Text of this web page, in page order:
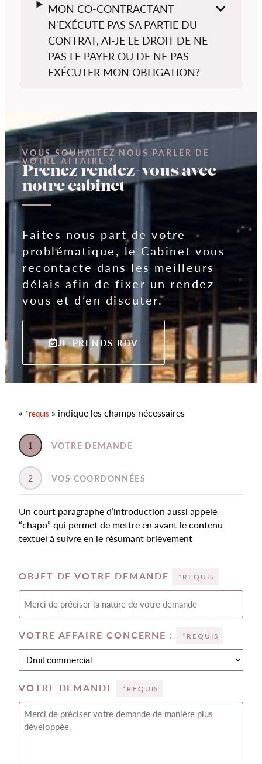
MON CO-CONTRACTANT
N'EXÉCUTE PAS SA PARTIE DU
CONTRAT, AI-JE LE DROIT DE NE
PAS LE PAYER OU DE NE PAS
EXÉCUTER MON OBLIGATION?
VOUS SOUHAITEZ NOUS PARLER DE
VOTRE AFFAIRE ?
Prenez rendez-vous avec
notre cabinet
Faites nous part de votre
problématique, le Cabinet vous
recontacte dans les meilleurs
délais afin de fixer un rendez-
vous et d’en discuter.
JE PRENDS RDV
« *requis » indique les champs nécessaires
1 VOTRE DEMANDE
2 VOS COORDONNÉES
Un court paragraphe d’introduction aussi appelé
“chapo” qui permet de mettre en avant le contenu
textuel à suivre en le résumant brièvement
OBJET DE VOTRE DEMANDE *REQUIS
VOTRE AFFAIRE CONCERNE : *REQUIS
VOTRE DEMANDE *REQUIS